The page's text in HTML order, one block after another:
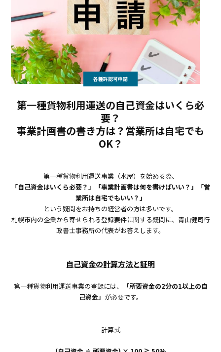
各種許認可申請
第一種貨物利用運送の自己資金はいくら必
要？
事業計画書の書き方は？営業所は自宅でも
OK？
第一種貨物利用運送事業（水屋）を始める際、
「自己資金はいくら必要？」「事業計画書は何を書けばいい？」「営
業所は自宅でもいい？」
という疑問をお持ちの経営者の方は多いです。
札幌市内の企業から寄せられる登録要件に関する疑問に、青山健司行
政書士事務所の代表がお答えします。
自己資金の計算方法と証明
第一種貨物利用運送事業の登録には、
「所要資金の2分の1以上の自
己資金」 が必要です。
計算式